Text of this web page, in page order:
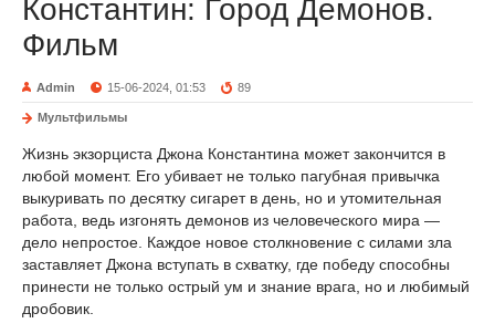
Константин: Город Демонов.
Фильм
Admin 15-06-2024, 01:53 89
Мультфильмы
Жизнь экзорциста Джона Константина может закончится в
любой момент. Его убивает не только пагубная привычка
выкуривать по десятку сигарет в день, но и утомительная
работа, ведь изгонять демонов из человеческого мира —
дело непростое. Каждое новое столкновение с силами зла
заставляет Джона вступать в схватку, где победу способны
принести не только острый ум и знание врага, но и любимый
дробовик.